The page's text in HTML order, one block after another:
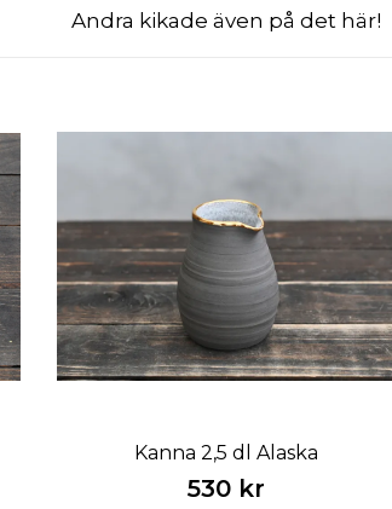
Andra kikade även på det här!
Kanna 2,5 dl Alaska
530 kr